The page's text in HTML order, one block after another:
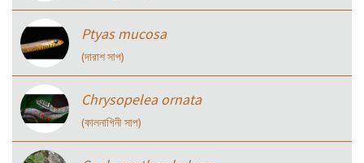
Ptyas mucosa
(দারাশ সাপ)
Chrysopelea ornata
(কালনাগিনী সাপ)